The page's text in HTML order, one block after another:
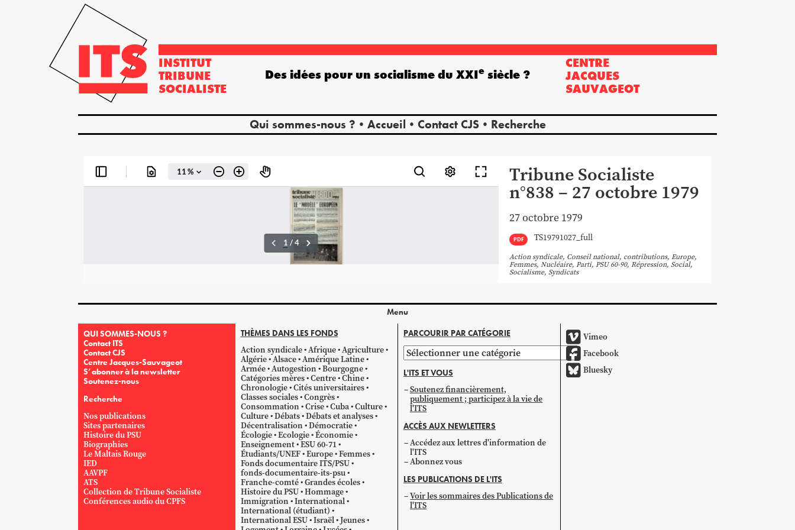
INSTITUT
TRIBUNE
SOCIALISTE
CENTRE
JACQUES
SAUVAGEOT
Qui sommes-nous ? Accueil Contact CJS Recherche
Des idées pour un socialisme du XXIe siècle ?
Tribune Socialiste
n°838 – 27 octobre 1979
27 octobre 1979
PDF TS19791027_full
Action syndicale, Conseil national, contributions, Europe,
Femmes, Nucléaire, Parti, PSU 60-90, Répression, Social,
Socialisme, Syndicats
Menu
QUI SOMMES-NOUS ?
Contact ITS
Contact CJS
Centre Jacques-Sauvageot
S’abonner à la newsletter
Soutenez-nous
Recherche
Nos publications
Sites partenaires
Histoire du PSU
Biographies
Le Maltais Rouge
IED
AAVPF
ATS
Collection de Tribune Socialiste
Conférences audio du CPFS
THÈMES DANS LES FONDS
Action syndicale Afrique Agriculture
Algérie Alsace Amérique Latine
Armée Autogestion Bourgogne
Catégories mères Centre Chine
Chronologie Cités universitaires
Classes sociales Congrès
Consommation Crise Cuba Culture
Culture Débats Débats et analyses
Décentralisation Démocratie
Écologie Ecologie Économie
Enseignement ESU 60-71
Étudiants/UNEF Europe Femmes
Fonds documentaire ITS/PSU
fonds-documentaire-its-psu
Franche-comté Grandes écoles
Histoire du PSU Hommage
Immigration International
International (étudiant)
International ESU Israël Jeunes
PARCOURIR PAR CATÉGORIE
Parcourir
par
catégorie
L'ITS ET VOUS
Soutenez financièrement,
publiquement ; participez à la vie de
l'ITS
ACCÈS AUX NEWLETTERS
Accédez aux lettres d'information de
l'ITS
Abonnez vous
LES PUBLICATIONS DE L'ITS
Voir les sommaires des Publications de
l'ITS
Vimeo
Facebook
Bluesky